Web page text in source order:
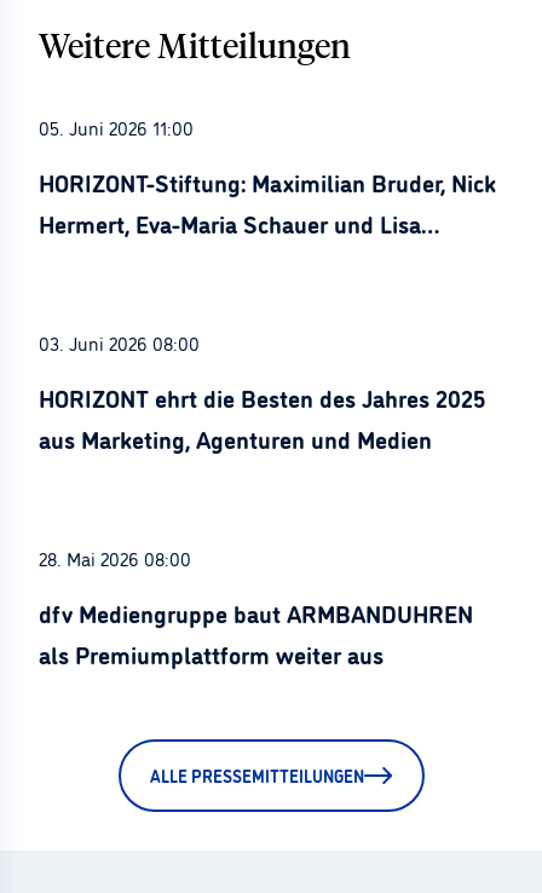
Weitere Mitteilungen
05. Juni 2026 11:00
HORIZONT-Stiftung: Maximilian Bruder, Nick
Hermert, Eva-Maria Schauer und Lisa
03. Juni 2026 08:00
HORIZONT ehrt die Besten des Jahres 2025
aus Marketing, Agenturen und Medien
28. Mai 2026 08:00
dfv Mediengruppe baut ARMBANDUHREN
als Premiumplattform weiter aus
ALLE PRESSEMITTEILUNGEN